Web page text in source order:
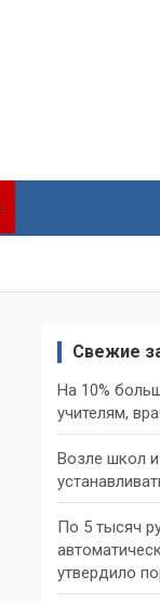
Свежие
На 10%
учителям,
Возле школ
По 5 тысяч
утвердило